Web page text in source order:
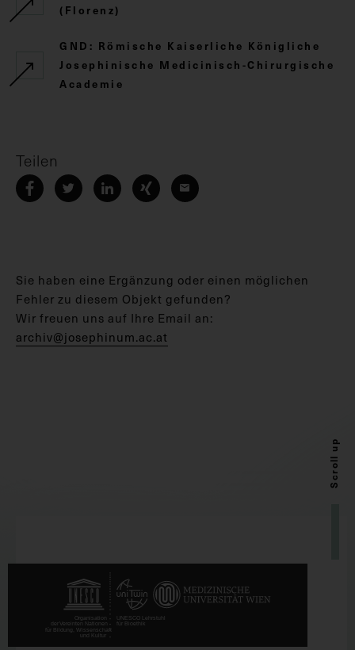
(Florenz)
GND: Römische Kaiserliche Königliche
Josephinische Medicinisch-Chirurgische
Academie
Teilen
Sie haben eine Ergänzung oder einen möglichen
Fehler zu diesem Objekt gefunden?
Wir freuen uns auf Ihre Email an:
archiv@josephinum.ac.at
Scroll up